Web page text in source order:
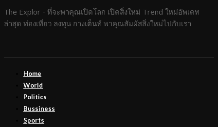
The Explor - ที่จะพาคุณเปิดโลก เปิดสิ่งใหม่ Trend ใหม่อัพเดท
ล่าสุด ท่องเที่ยว ลงทุน กางเต็นท์ พาคุณสัมผัสสิ่งใหม่ไปกับเรา
Home
World
Politics
Bussiness
Sports